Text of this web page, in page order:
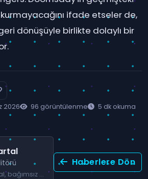
ifade etseler de,
dönüşüyle birlikte dolaylı bir
2026 96 görüntülenme 5 dk okuma
Zeynep Kartal, bağımsız oyunlar ve RPG türüne odaklanan bir oyun yazarıdır.
Haberlere Dön